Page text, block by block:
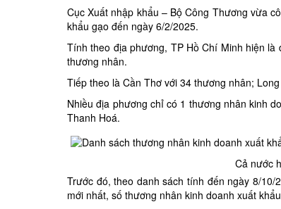
Cục Xuất nhập khẩu – Bộ Công Thương vừa
khẩu gạo đến ngày 6/2/2025.
Tính theo địa phương, TP Hồ Chí Minh hiện
thương nhân.
Tiếp theo là Cần Thơ với 34 thương nhân;
Nhiều địa phương chỉ có 1 thương nhân kinh
Thanh Hoá.
Cả nước
Trước đó, theo danh sách tính đến ngày 8/
mới nhất, số thương nhân kinh doanh xuất